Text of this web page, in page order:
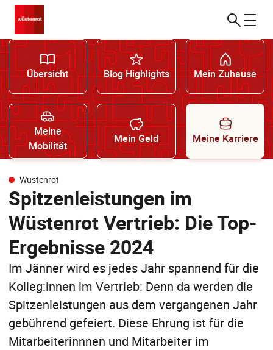
Übersicht Blog Highlights Mein Zuhause
Meine
Mobilität
Mein Geld Meine Karriere
Wüstenrot
Spitzenleistungen im
Wüstenrot Vertrieb: Die Top-
Ergebnisse 2024
Im Jänner wird es jedes Jahr spannend für die
Kolleg:innen im Vertrieb: Denn da werden die
Spitzenleistungen aus dem vergangenen Jahr
gebührend gefeiert. Diese Ehrung ist für die
Mitarbeiterinnnen und Mitarbeiter im